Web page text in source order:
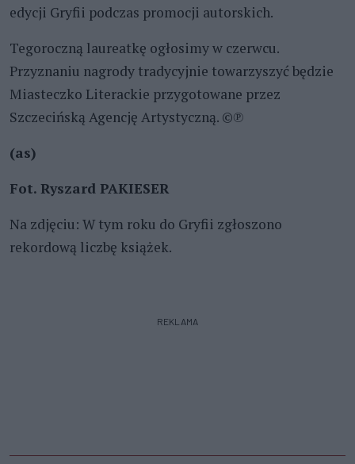
edycji Gryfii podczas promocji autorskich.
Tegoroczną laureatkę ogłosimy w czerwcu.
Przyznaniu nagrody tradycyjnie towarzyszyć będzie
Miasteczko Literackie przygotowane przez
Szczecińską Agencję Artystyczną. ©℗
(as)
Fot. Ryszard PAKIESER
Na zdjęciu: W tym roku do Gryfii zgłoszono
rekordową liczbę książek.
REKLAMA